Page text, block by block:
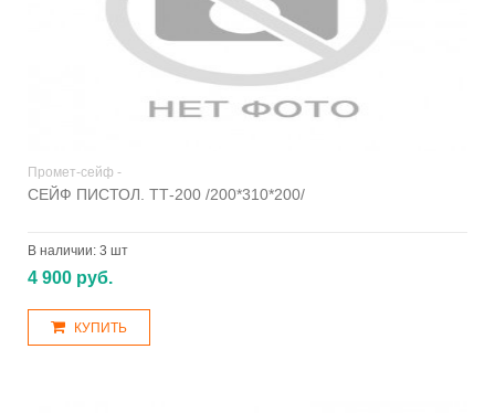
Промет-сейф -
СЕЙФ ПИСТОЛ. ТТ-200 /200*310*200/
В наличии: 3 шт
4 900 руб.
КУПИТЬ